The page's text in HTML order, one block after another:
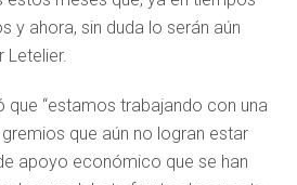
y ahora, sin duda lo serán aún
Letelier.
que “estamos trabajando con una
que aún no logran estar
apoyo económico que se han